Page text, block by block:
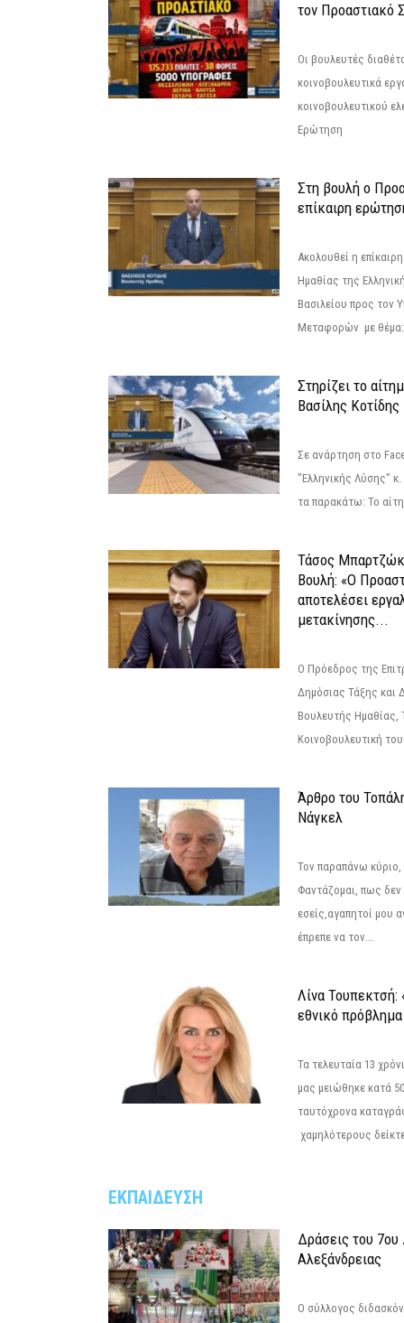
τον Προαστιακό
Οι βουλευτές
κοινοβουλευτικά
κοινοβουλευτικού
Ερώτηση
Στη βουλή ο
επίκαιρη
Ακολουθεί η
Ημαθίας της
Βασιλείου προς τον
Μεταφορών με θέμα:
Στηρίζει το
Βασίλης Κοτίδης
Σε ανάρτηση στο
"Ελληνικής Λύσης"
τα παρακάτω: Το
Τάσος
Βουλή: «Ο
αποτελέσει
μετακίνησης...
Ο Πρόεδρος της
Δημόσιας Τάξης και
Βουλευτής
Κοινοβουλευτική
Άρθρο του
Νάγκελ
Τον παραπάνω
Φαντάζομαι, πως δεν
εσείς,αγαπητοί μου
έπρεπε να τον...
Λίνα Τουπεκτσή:
εθνικό πρόβλημα
Τα τελευταία 13
μας μειώθηκε κατά
ταυτόχρονα
χαμηλότερους
ΕΚΠΑΙΔΕΥΣΗ
Δράσεις του 7ου
Αλεξάνδρειας
Ο σύλλογος